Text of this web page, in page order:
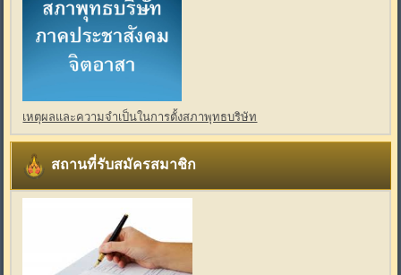
เหตุผลและความจำเป็นในการตั้งสภาพุทธบริษัท
สถานที่รับสมัครสมาชิก